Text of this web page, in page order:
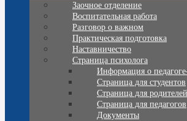
Заочное отделение
Воспитательная работа
Разговор о важном
Практическая подготовка
Наставничество
Страница психолога
Информация о
Страница для студентов
Страница для родителей
Страница для педагогов
Документы